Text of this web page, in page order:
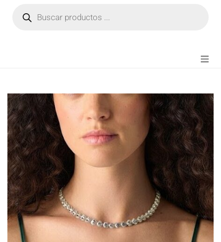
FIANZA TIKTOK
MODA CHICA
BEAUTY
BISUTERIA